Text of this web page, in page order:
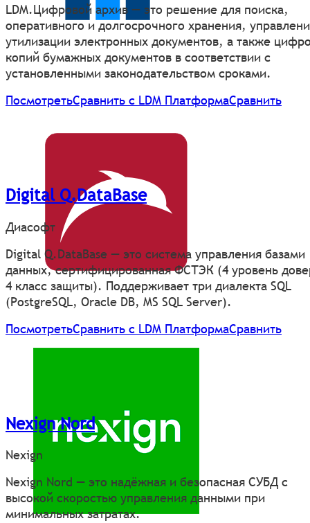
LDM.Цифровой архив — это решение для поиска,
оперативного и долгосрочного хранения,
утилизации электронных документов, а также
копий бумажных документов в соответствии с
установленными законодательством сроками.
ПосмотретьСравнить с LDM ПлатформаСравнить
Digital Q.DataBase
Диасофт
Digital Q.DataBase — это система управления базами
данных, сертифицированная ФСТЭК (4 уровень
4 класс защиты). Поддерживает три диалекта SQL
(PostgreSQL, Oracle DB, MS SQL Server).
ПосмотретьСравнить с LDM ПлатформаСравнить
Nexign Nord
Nexign
Nexign Nord — это надёжная и безопасная СУБД c
высокой скоростью управления данными при
минимальных затратах.